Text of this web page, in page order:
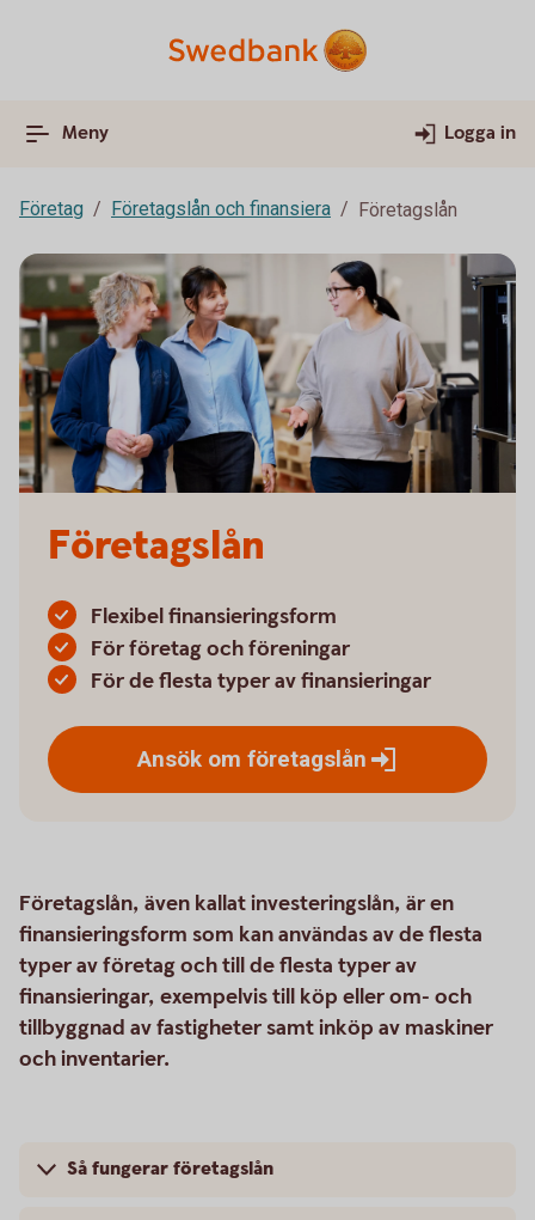
Meny Logga in
Företag Företagslån och finansiera Företagslån
Företagslån
Flexibel finansieringsform
För företag och föreningar
För de flesta typer av finansieringar
Ansök om företagslån
Företagslån, även kallat investeringslån, är en
finansieringsform som kan användas av de flesta
typer av företag och till de flesta typer av
finansieringar, exempelvis till köp eller om- och
tillbyggnad av fastigheter samt inköp av maskiner
och inventarier.
Så fungerar företagslån